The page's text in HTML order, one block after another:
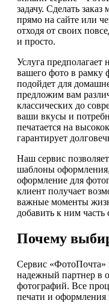
задачу. Сделать
прямо на сайте или
отходя от своих
и просто.
Услуга предполагает
вашего фото в рамку
подойдет для
предложим вам
классических до
ваши вкусы и
печатается на
гарантирует
Наш сервис
шаблоны оформления,
оформление для
клиент получает
важные моменты
добавить к ним часть
Почему
Сервис «ФотоПочта»
надежный партнер в
фотографий. Все
печати и оформления